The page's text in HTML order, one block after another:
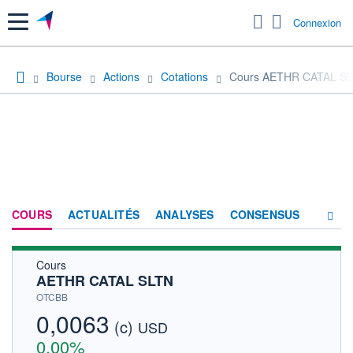
Menu Connexion
Bourse Actions Cotations Cours AETHR CATAL
COURS ACTUALITÉS ANALYSES CONSENSUS
Cours
AETHR CATAL SLTN
OTCBB
0,0063 (c) USD
0,00%